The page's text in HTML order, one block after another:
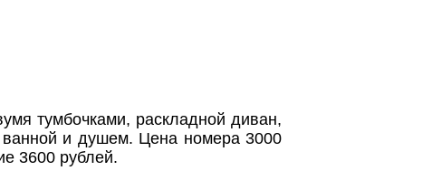
тумбочками, раскладной диван,
и душем. Цена номера 3000
3600 рублей.